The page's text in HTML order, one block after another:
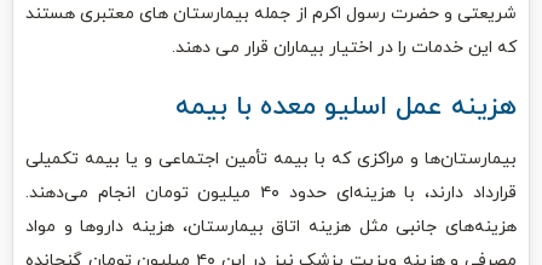
شریعتی و حضرت رسول اکرم از جمله بیمارستان های معتبری هستند
که این خدمات را در اختیار بیماران قرار می دهند.
هزینه عمل اسلیو معده با بیمه
بیمارستان‌ها و مراکزی که با بیمه تأمین اجتماعی و یا بیمه تکمیلی
قرارداد دارند، با هزینه‌ای حدود ۴۰ میلیون تومان انجام می‌دهند.
هزینه‌های جانبی مثل هزینه اتاق بیمارستان، هزینه داروها و مواد